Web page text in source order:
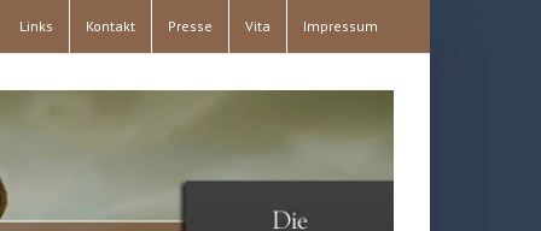
Links Kontakt Presse Vita Impressum